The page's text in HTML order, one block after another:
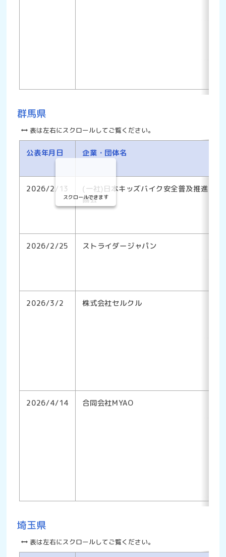
群馬県
表は左右にスクロールしてご覧ください。
公表年月日 企業・団体名
2026/2/13
(一社)日本キッズバイク安全普及推進
協会
2026/2/25 ストライダージャパン
2026/3/2 株式会社セルクル
2026/4/14 合同会社MYAO
スクロールできます
埼玉県
表は左右にスクロールしてご覧ください。